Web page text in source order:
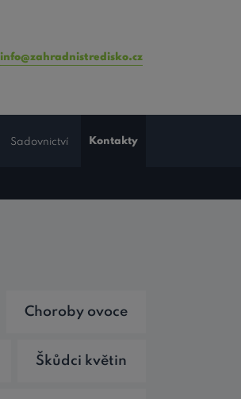
info@zahradnistredisko.cz
Sadovnictví Kontakty
Choroby ovoce
Škůdci květin